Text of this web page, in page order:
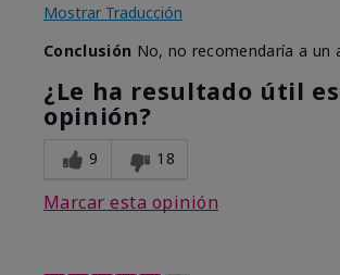
Mostrar Traducción
Conclusión No, no recomendaría a un
¿Le ha resultado útil
opinión?
9 18
Marcar esta opinión